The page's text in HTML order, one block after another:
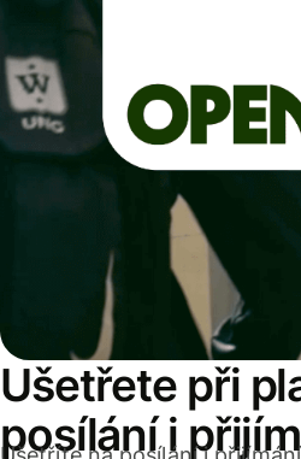
Ušetřete při
posílání i